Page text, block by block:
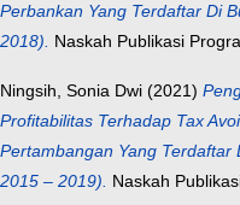
Perbankan Yang Terdaftar Di
2018). Naskah Publikasi
Ningsih, Sonia Dwi (2021)
Profitabilitas Terhadap Tax
Pertambangan Yang Terdaftar
2015 – 2019). Naskah